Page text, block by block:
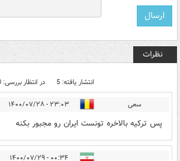
نظرات
انتشار یافته: 5 در انتظار بررسی: 0
سعی ۲۳:۰۳ - ۱۴۰۰/۰۷/۲۸
پس ترکیه بالاخره تونست ایران رو مجبور بکنه
۰۰:۳۴ - ۱۴۰۰/۰۷/۲۹